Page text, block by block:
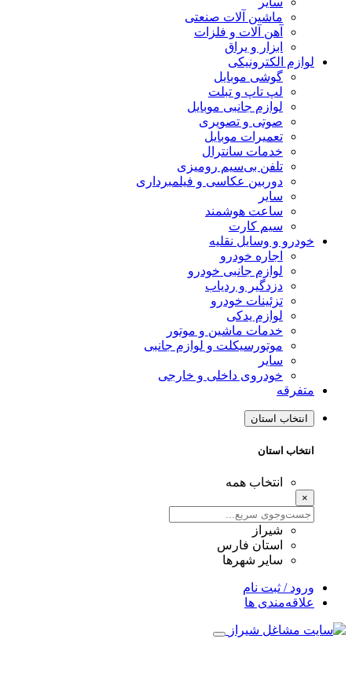
ماشین آلات صنعتی
آهن آلات و فلزات
ابزار و یراق
الکترونیکی
گوشی موبایل
لپ تاپ و تبلت
لوازم جانبی موبایل
صوتی و تصویری
تعمیرات موبایل
خدمات سانترال
تلفن بی‌سیم رومیزی
دوربین عکاسی و فیلمبرداری
ساعت هوشمند
سیم کارت
و وسایل نقلیه
اجاره خودرو
لوازم جانبی خودرو
دزدگیر و ردیاب
تزئینات خودرو
لوازم یدکی
خدمات ماشین و موتور
موتورسیکلت و لوازم جانبی
خودروی داخلی و خارجی
استان
استان
انتخاب همه
استان فارس
سایر شهرها
/ ثبت نام
ها